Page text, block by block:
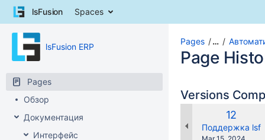
Skip
breadcrumbs
Skip
header
lsFusion Spaces
lsFusion ERP
Pages
Обзор
Документация
Интерфейс
Pages …
Page
Versions
Old
Version
12
Поддержка lsf
Saved